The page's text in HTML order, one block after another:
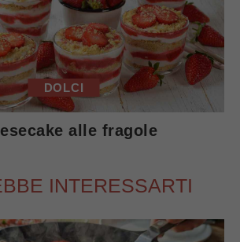
DOLCI
alle fragole
INTERESSARTI